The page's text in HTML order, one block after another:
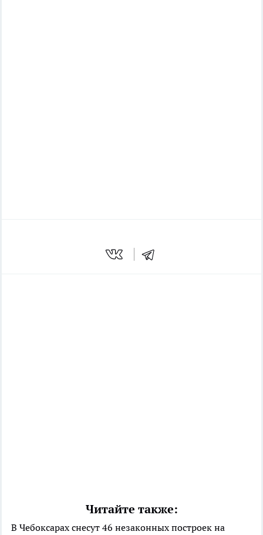
Читайте также:
В Чебоксарах снесут 46 незаконных построек на